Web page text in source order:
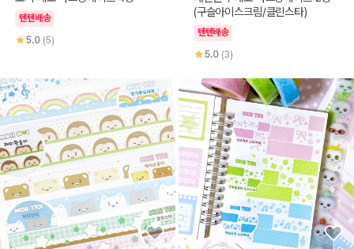
텐텐배송
5.0 (5)
(구슬아이스크림/클린스타)
텐텐배송
5.0 (3)